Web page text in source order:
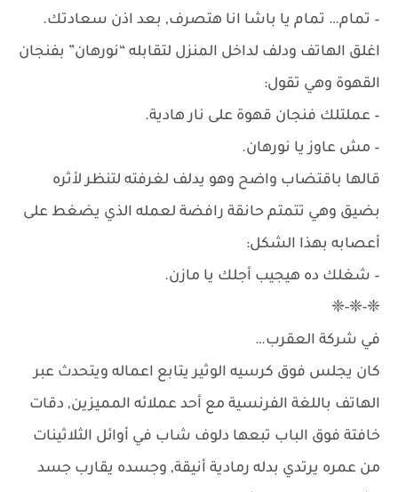
– تمام… تمام يا باشا انا هتصرف, بعد اذن سعادتك.
اغلق الهاتف ودلف لداخل المنزل لتقابله “نورهان” بفنجان
القهوة وهي تقول:
– عملتلك فنجان قهوة على نار هادية.
– مش عاوز يا نورهان.
قالها باقتضاب واضح وهو يدلف لغرفته لتنظر لأثره
بضيق وهي تتمتم حانقة رافضة لعمله الذي يضغط على
أعصابه بهذا الشكل:
– شغلك ده هيجيب أجلك يا مازن.
❈-❈-❈
في شركة العقرب…
كان يجلس فوق كرسيه الوثير يتابع اعماله ويتحدث عبر
الهاتف باللغة الفرنسية مع أحد عملائه المميزين, دقات
خافتة فوق الباب تبعها دلوف شاب في أوائل الثلاثينات
من عمره يرتدي بدله رمادية أنيقة, وجسده يقارب جسد